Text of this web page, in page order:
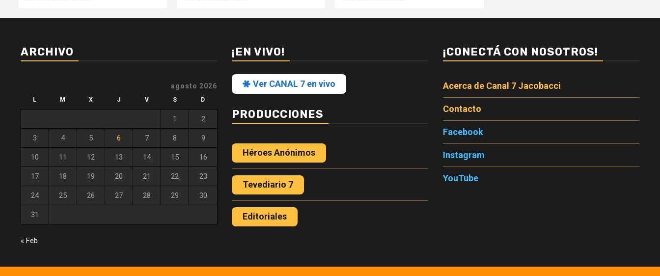
ARCHIVO
agosto 2026
L M X J V S D
1 2
3 4 5 6 7 8 9
10 11 12 13 14 15 16
17 18 19 20 21 22 23
24 25 26 27 28 29 30
31
« Feb
¡EN VIVO!
Ver CANAL 7 en vivo
PRODUCCIONES
Héroes Anónimos
Tevediario 7
Editoriales
¡CONECTÁ CON NOSOTROS!
Acerca de Canal 7 Jacobacci
Contacto
Facebook
Instagram
YouTube